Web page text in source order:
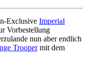
Exclusive Imperial
Vorbestellung
nun aber endlich
Troopermit dem